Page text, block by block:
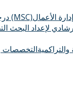
درجة الماجيستير الأكاديمي (MSC)
لإعداد البحث
التخصصات